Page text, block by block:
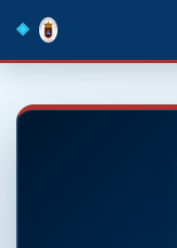
navigation